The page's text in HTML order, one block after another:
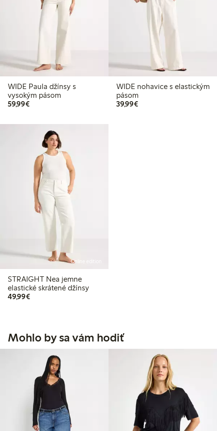
WIDE Paula džínsy s
vysokým pásom
59,99€59,99 €
WIDE nohavice s elastickým
pásom
39,99€39,99 €
Online edition
STRAIGHT Nea jemne
elastické skrátené džínsy
49,99€49,99 €
Mohlo by sa vám hodiť